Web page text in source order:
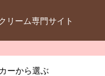
リーム専門サイト
ーから選ぶ